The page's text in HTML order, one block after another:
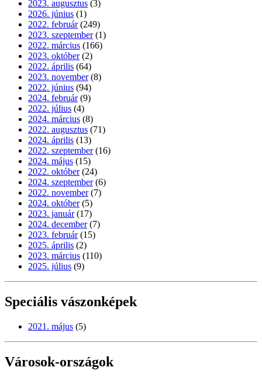
2023. augusztus (3)
2026. június (1)
2022. február (249)
2023. szeptember (1)
2022. március (166)
2023. október (2)
2022. április (64)
2023. november (8)
2022. június (94)
2024. február (9)
2022. július (4)
2024. március (8)
2022. augusztus (71)
2024. április (13)
2022. szeptember (16)
2024. május (15)
2022. október (24)
2024. szeptember (6)
2022. november (7)
2024. október (5)
2023. január (17)
2024. december (7)
2023. február (15)
2025. április (2)
2023. március (110)
2025. július (9)
Speciális vászonképek
2021. május (5)
Városok-országok